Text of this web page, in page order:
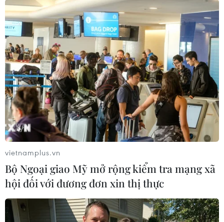
tích lúa giảm nhẹ do chuyển đổi mục đích sử
dụng đất, song việc cơ cấu lại cây trồng và
chuyển đổi hiệu quả sang các loại cây màu, cây
lâu năm và thủy sản đã giúp nâng cao giá trị
sản xuất. Đàn gia cầm hiện đạt 37 triệu con,
tăng 2,1% so với cùng kỳ năm trước.
Sản xuất thủy sản tiếp tục tăng trưởng tích cực,
với sản lượng tháng 5 ước đạt 10.600 tấn và
tổng sản lượng 5 tháng đạt 49.000 tấn, tăng
tác quản lý nuôi trồng hiệu quả là những yếu tố
hỗ trợ mạnh cho ngành thủy sản.
Với đà tăng trưởng kinh tế ổn định, hoạt động
sản xuất phát triển và môi trường đầu tư được
vietnamplus.vn
Bộ Ngoại giao Mỹ mở rộng kiểm tra mạng xã
hội đối với đương đơn xin thị thực